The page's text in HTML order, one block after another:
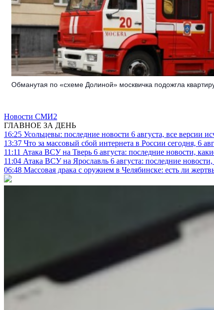
Обманутая по «схеме Долиной» москвичка подожгла
Новости СМИ2
ГЛАВНОЕ ЗА ДЕНЬ
16:25 Усольцевы: последние новости 6 августа, все версии
13:37 Что за массовый сбой интернета в России сегодня, 6
11:11 Атака ВСУ на Тверь 6 августа: последние новости,
11:04 Атака ВСУ на Ярославль 6 августа: последние
06:48 Массовая драка с оружием в Челябинске: есть ли